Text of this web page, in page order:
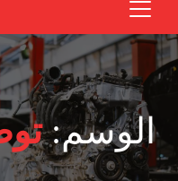
الوسم: